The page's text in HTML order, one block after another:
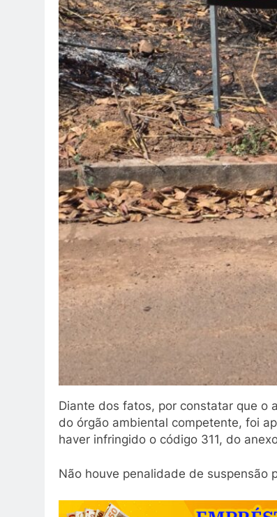
Diante dos fatos, por constatar que o
do órgão ambiental competente, foi
haver infringido o código 311, do
Não houve penalidade de suspensão